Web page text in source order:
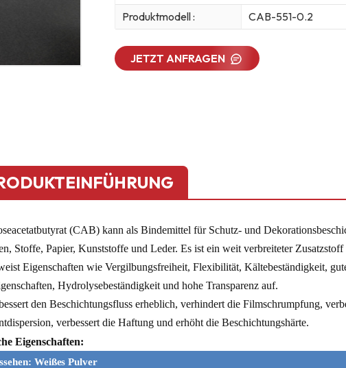
Produktmodell :
CAB-551-0.2
JETZT ANFRAGEN
(CAB) kann als Bindemittel für Schutz- und
Stoffe, Papier, Kunststoffe und Leder. Es ist ein weit verbreiteter
Eigenschaften wie Vergilbungsfreiheit, Flexibilität, Kältebeständigkeit,
Hydrolysebeständigkeit und hohe Transparenz auf.
den Beschichtungsfluss erheblich, verhindert die Filmschrumpfung,
verbessert die Haftung und erhöht die Beschichtungshärte.
Eigenschaften:
Weißes Pulver